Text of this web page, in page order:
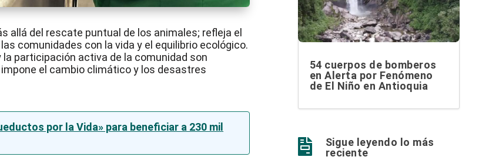
allá del rescate puntual de los animales; refleja el
comunidades con la vida y el equilibrio ecológico.
participación activa de la comunidad son
el cambio climático y los desastres
por la Vida» para beneficiar a 230 mil
54 cuerpos de bomberos
en Alerta por Fenómeno
de El Niño en Antioquia

Sigue leyendo lo más
reciente